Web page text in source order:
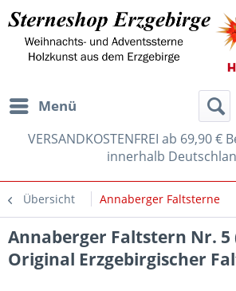
Menü
VERSANDKOSTENFREI ab 69,90 €
innerhalb
Übersicht Annaberger Faltsterne
Annaberger Faltstern Nr. 5
Original Erzgebirgischer